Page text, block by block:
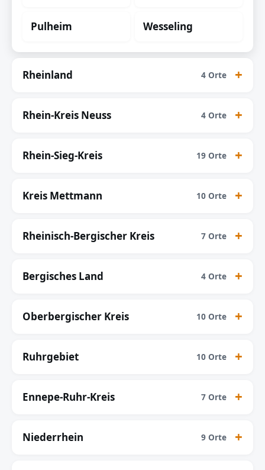
Pulheim Wesseling
Rheinland 4 Orte
Rhein-Kreis Neuss 4 Orte
Rhein-Sieg-Kreis 19 Orte
Kreis Mettmann 10 Orte
Rheinisch-Bergischer Kreis 7 Orte
Bergisches Land 4 Orte
Oberbergischer Kreis 10 Orte
Ruhrgebiet 10 Orte
Ennepe-Ruhr-Kreis 7 Orte
Niederrhein 9 Orte